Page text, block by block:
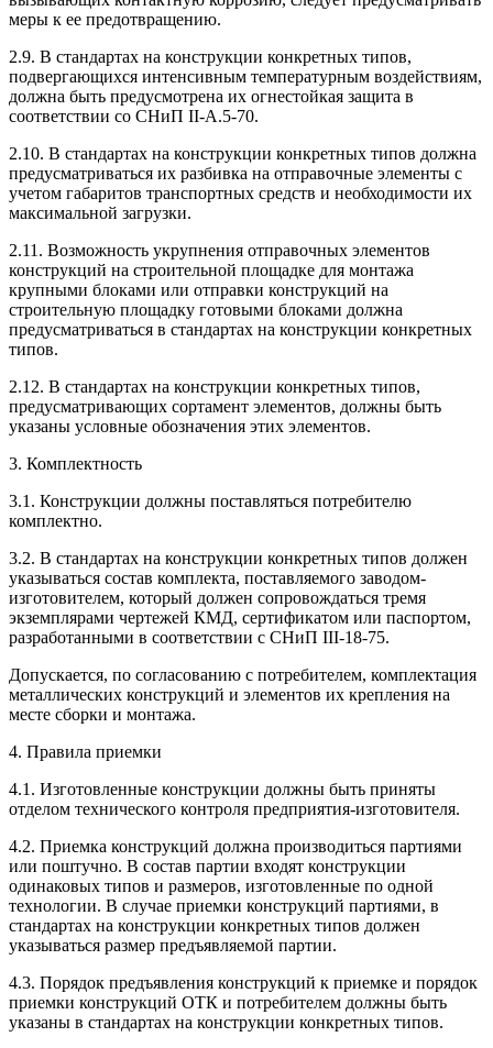
меры к ее предотвращению.
2.9. В стандартах на конструкции конкретных типов,
подвергающихся интенсивным температурным воздействиям,
должна быть предусмотрена их огнестойкая защита в
соответствии со СНиП II-А.5-70.
2.10. В стандартах на конструкции конкретных типов должна
предусматриваться их разбивка на отправочные элементы с
учетом габаритов транспортных средств и необходимости их
максимальной загрузки.
2.11. Возможность укрупнения отправочных элементов
конструкций на строительной площадке для монтажа
крупными блоками или отправки конструкций на
строительную площадку готовыми блоками должна
предусматриваться в стандартах на конструкции конкретных
типов.
2.12. В стандартах на конструкции конкретных типов,
предусматривающих сортамент элементов, должны быть
указаны условные обозначения этих элементов.
3. Комплектность
3.1. Конструкции должны поставляться потребителю
комплектно.
3.2. В стандартах на конструкции конкретных типов должен
указываться состав комплекта, поставляемого заводом-
изготовителем, который должен сопровождаться тремя
экземплярами чертежей КМД, сертификатом или паспортом,
разработанными в соответствии с СНиП III-18-75.
Допускается, по согласованию с потребителем, комплектация
металлических конструкций и элементов их крепления на
месте сборки и монтажа.
4. Правила приемки
4.1. Изготовленные конструкции должны быть приняты
отделом технического контроля предприятия-изготовителя.
4.2. Приемка конструкций должна производиться партиями
или поштучно. В состав партии входят конструкции
одинаковых типов и размеров, изготовленные по одной
технологии. В случае приемки конструкций партиями, в
стандартах на конструкции конкретных типов должен
указываться размер предъявляемой партии.
4.3. Порядок предъявления конструкций к приемке и порядок
приемки конструкций ОТК и потребителем должны быть
указаны в стандартах на конструкции конкретных типов.